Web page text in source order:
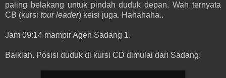
paling belakang untuk pindah duduk depan. Wah ternyata
CB (kursi tour leader) keisi juga. Hahahaha..
Jam 09:14 mampir Agen Sadang 1.
Baiklah. Posisi duduk di kursi CD dimulai dari Sadang.